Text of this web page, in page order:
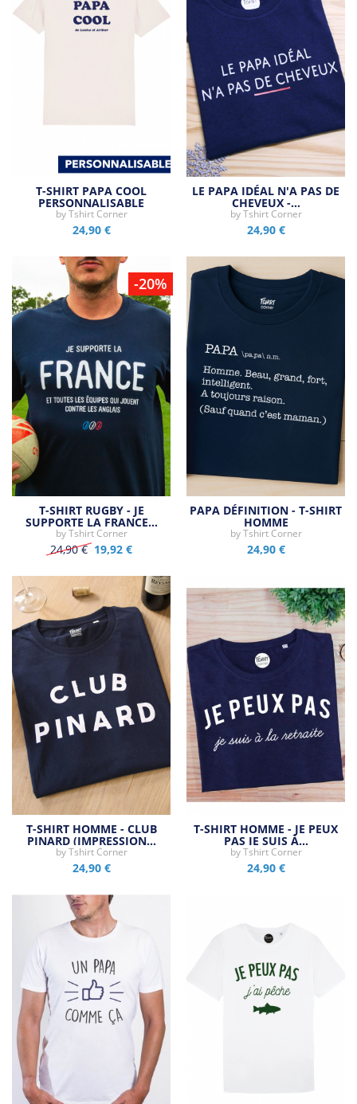
T-SHIRT PAPA COOL
PERSONNALISABLE
byTshirt Corner
24,90 €
LE PAPA IDÉAL N'A PAS DE
CHEVEUX -…
byTshirt Corner
24,90 €
T-SHIRT RUGBY - JE
SUPPORTE LA FRANCE…
-20%
byTshirt Corner
24,90 € 19,92 €
PAPA DÉFINITION - T-SHIRT
HOMME
byTshirt Corner
24,90 €
T-SHIRT HOMME - CLUB
PINARD (IMPRESSION…
byTshirt Corner
24,90 €
T-SHIRT HOMME - JE PEUX
PAS JE SUIS À…
byTshirt Corner
24,90 €